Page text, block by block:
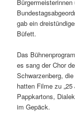
gab ein
Büfett.
Das
es sang der Chor
Schwarzenberg,
hatten Filme zu
Pappkartons,
im Gepäck.